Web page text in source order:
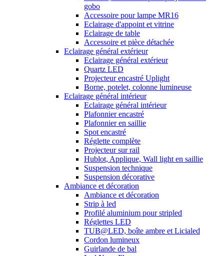
gobo
Accessoire pour lampe MR16
Eclairage d'appoint et vitrine
Eclairage de table
Accessoire et pièce détachée
Eclairage général extérieur
Eclairage général extérieur
Quartz LED
Projecteur encastré Uplight
Borne, potelet, colonne lumineuse
Eclairage général intérieur
Eclairage général intérieur
Plafonnier encastré
Plafonnier en saillie
Spot encastré
Réglette complète
Projecteur sur rail
Hublot, Applique, Wall light en saillie
Suspension technique
Suspension décorative
Ambiance et décoration
Ambiance et décoration
Strip à led
Profilé aluminium pour stripled
Réglettes LED
TUB@LED, boîte ambre et Licialed
Cordon lumineux
Guirlande de bal